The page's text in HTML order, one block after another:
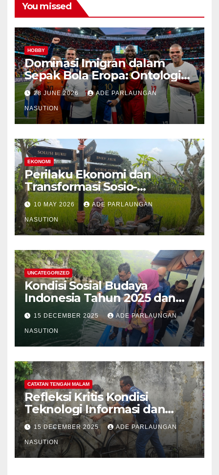
You missed
HOBBY
Dominasi Imigran dalam
Sepak Bola Eropa: Ontologi
Sejarah, Mekanisme
Transmisi, Kondisi
Kontemporer, dan Pemetaan
Spasial Etnis
28 JUNE 2026 ADE PARLAUNGAN
NASUTION
EKONOMI
Perilaku Ekonomi dan
Transformasi Sosio-
Struktural Masyarakat Agraris
Sumatera Utara: Analisis
Komparatif Sektor
Perkebunan Kelapa Sawit,
Tanaman Palawija, dan Hasil
Hutan Bukan Kayu
10 MAY 2026 ADE PARLAUNGAN
NASUTION
UNCATEGORIZED
Kondisi Sosial Budaya
Indonesia Tahun 2025 dan
Proyeksi Strategis Tahun
2026
15 DECEMBER 2025 ADE PARLAUNGAN
NASUTION
CATATAN TENGAH MALAM
Refleksi Kritis Kondisi
Teknologi Informasi dan
Internet Indonesia Tahun
2025 dan Proyeksi Strategis
Tahun 2026: Menavigasi Era
Konektivitas, AI, dan
15 DECEMBER 2025 ADE PARLAUNGAN
NASUTION